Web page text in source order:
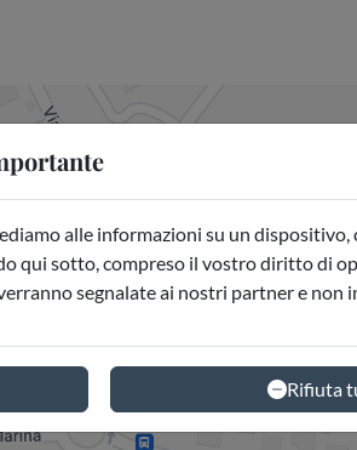
alle informazioni su un
qui sotto, compreso il vostro diritto di
segnalate ai nostri partner e non
Rifiuta